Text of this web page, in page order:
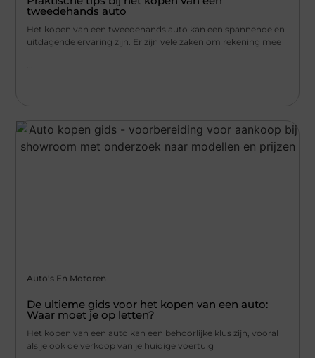
tweedehands auto
Het kopen van een tweedehands auto kan een spannende en
uitdagende ervaring zijn. Er zijn vele zaken om rekening mee
Auto's En Motoren
De ultieme gids voor het kopen van een auto:
Waar moet je op letten?
Het kopen van een auto kan een behoorlijke klus zijn, vooral
als je ook de verkoop van je huidige voertuig